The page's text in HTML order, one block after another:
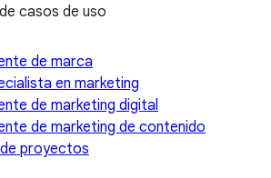
casos de uso
de marca
en marketing
de marketing digital
de marketing de contenido
proyectos